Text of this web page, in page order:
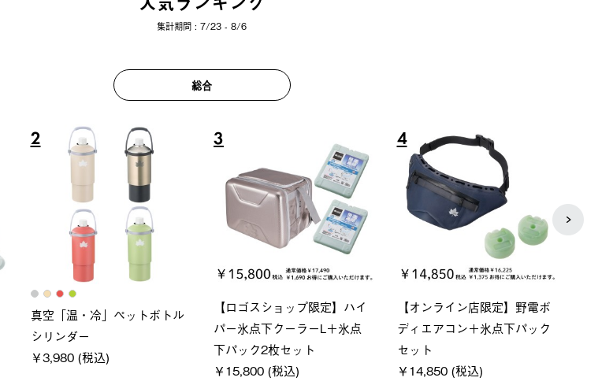
集計期間 : 7/23 - 8/6
総合
6
ポケモン Tシャツ
￥5,700 (税込)
7
グランベーシック スペースベ
ース・オクタゴン-BJ
￥209,000 (税込)
8
Q-TOP ソーラーサンドブロッ
クサンシェード-BF
￥16,800 (税込)